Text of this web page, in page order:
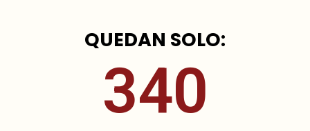
QUEDAN SOLO:
340